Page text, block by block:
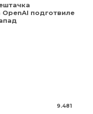
OpenAI подготвиле
9.481